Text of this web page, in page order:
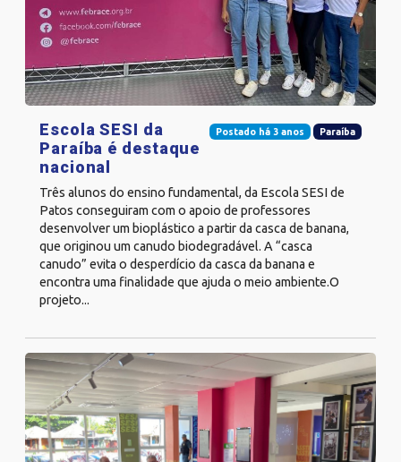
Postado há 3 anos Paraíba
Escola SESI da
Paraíba é destaque
nacional
Três alunos do ensino fundamental, da Escola SESI de
Patos conseguiram com o apoio de professores
desenvolver um bioplástico a partir da casca de banana,
que originou um canudo biodegradável. A “casca
canudo” evita o desperdício da casca da banana e
encontra uma finalidade que ajuda o meio ambiente.O
projeto...